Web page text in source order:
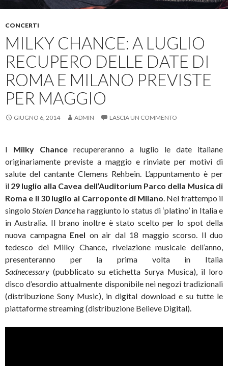
CONCERTI
MILKY CHANCE: A LUGLIO
RECUPERO DELLE DATE DI
ROMA E MILANO PREVISTE
PER MAGGIO
GIUGNO 6, 2014 ADMIN LASCIA UN COMMENTO
I Milky Chance recupereranno a luglio le date italiane
originariamente previste a maggio e rinviate per motivi di
salute del cantante Clemens Rehbein. L’appuntamento è per
il 29 luglio alla Cavea dell’Auditorium Parco della Musica di
Roma e il 30 luglio al Carroponte di Milano Nel frattempo il
singolo Stolen Danceha raggiunto lo status di ‘platino’ in Italia e
in Australia. Il brano inoltre è stato scelto per lo spot della
nuova campagna Enel on air dal 18 maggio scorso. Il duo
tedesco dei Milky Chance
rivelazione musicale dell’anno,
presenteranno per la prima volta in Italia
Sadnecessary (pubblicato su etichetta Surya Musica), il loro
disco d’esordio attualmente disponibile nei negozi tradizionali
(distribuzione Sony Music), in digital download e su tutte le
piattaforme streaming (distribuzione Believe Digital).